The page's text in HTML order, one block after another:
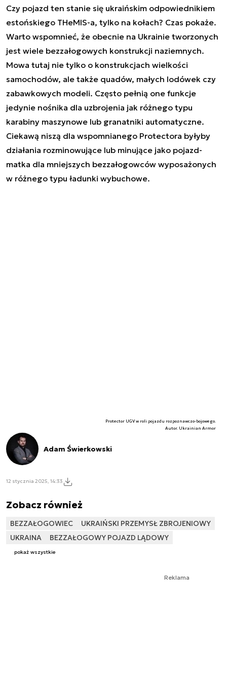
Czy pojazd ten stanie się ukraińskim odpowiednikiem
estońskiego THeMIS-a, tylko na kołach? Czas pokaże.
Warto wspomnieć, że obecnie na Ukrainie tworzonych
jest wiele bezzałogowych konstrukcji naziemnych.
Mowa tutaj nie tylko o konstrukcjach wielkości
samochodów, ale także quadów, małych lodówek czy
zabawkowych modeli. Często pełnią one funkcje
jedynie nośnika dla uzbrojenia jak różnego typu
karabiny maszynowe lub granatniki automatyczne.
Ciekawą niszą dla wspomnianego Protectora byłyby
działania rozminowujące lub minujące jako pojazd-
matka dla mniejszych bezzałogowców wyposażonych
w różnego typu ładunki wybuchowe.
Protector UGV w roli pojazdu rozpoznawczo-bojowego.
Autor. Ukrainian Armor
Adam Świerkowski
12 stycznia 2025, 14:33
Zobacz również
BEZZAŁOGOWIEC
UKRAIŃSKI PRZEMYSŁ ZBROJENIOWY
UKRAINA
BEZZAŁOGOWY POJAZD LĄDOWY
pokaż wszystkie
Reklama